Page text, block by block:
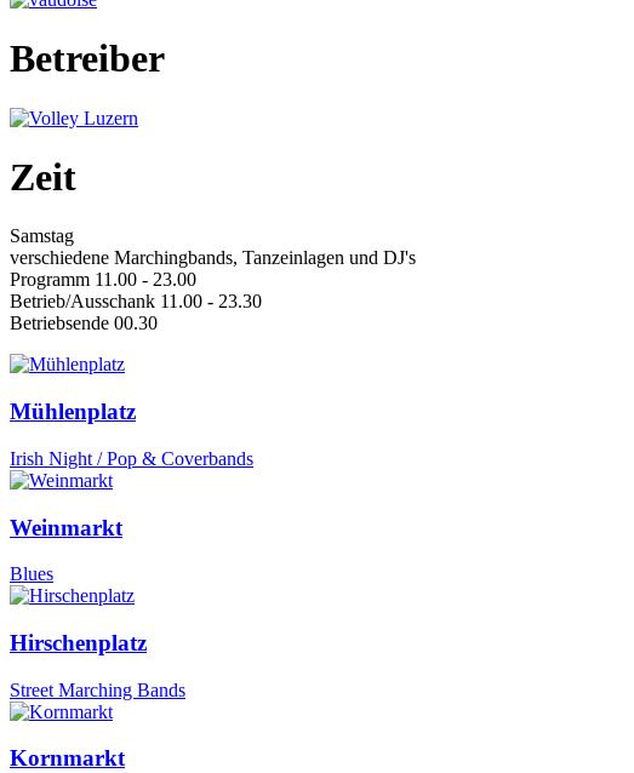
Betreiber
Zeit
Samstag
verschiedene Marchingbands, Tanzeinlagen und DJ's
Programm 11.00 - 23.00
Betrieb/Ausschank 11.00 - 23.30
Betriebsende 00.30
Mühlenplatz
Irish Night / Pop & Coverbands
Weinmarkt
Blues
Hirschenplatz
Street Marching Bands
Kornmarkt